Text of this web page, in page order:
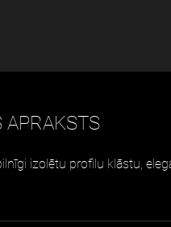
APRAKSTS
izolētu profilu klāstu,